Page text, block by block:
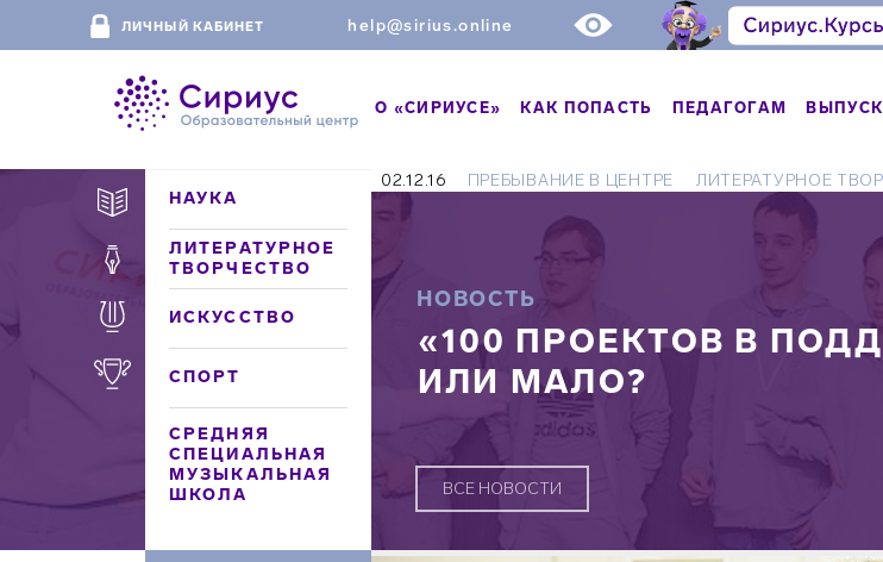
ЛИЧНЫЙ КАБИНЕТ help@sirius.online
О «СИРИУСЕ» КАК ПОПАСТЬ ПЕДАГОГАМ
НАУКА
ЛИТЕРАТУРНОЕ
ТВОРЧЕСТВО
ИСКУССТВО
СПОРТ
СРЕДНЯЯ
СПЕЦИАЛЬНАЯ
МУЗЫКАЛЬНАЯ
ШКОЛА
02.12.16 ПРЕБЫВАНИЕ В ЦЕНТРЕ ЛИТЕРАТУРНОЕ
НОВОСТЬ
«100 ПРОЕКТОВ В
ИЛИ МАЛО?
ВСЕ НОВОСТИ